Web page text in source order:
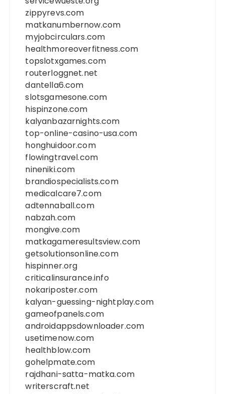
zippyrevs.com
matkanumbernow.com
myjobcirculars.com
healthmoreoverfitness.com
topslotxgames.com
routerloggnet.net
dantella6.com
slotsgamesone.com
hispinzone.com
kalyanbazarnights.com
top-online-casino-usa.com
honghuidoor.com
flowingtravel.com
nineniki.com
brandiospecialists.com
medicalcare7.com
adtennaball.com
nabzah.com
mongive.com
matkagameresultsview.com
getsolutionsonline.com
hispinner.org
criticalinsurance.info
nokariposter.com
kalyan-guessing-nightplay.com
gameofpanels.com
androidappsdownloader.com
usetimenow.com
healthblow.com
gohelpmate.com
rajdhani-satta-matka.com
writerscraft.net